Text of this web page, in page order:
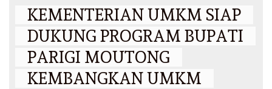
KEMENTERIAN UMKM SIAP
DUKUNG PROGRAM BUPATI
PARIGI MOUTONG
KEMBANGKAN UMKM